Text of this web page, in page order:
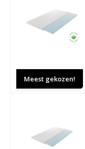
Meest gekozen!